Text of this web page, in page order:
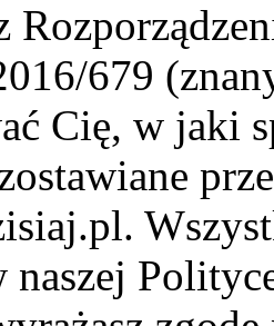
679
Cię, w jaki
naszej